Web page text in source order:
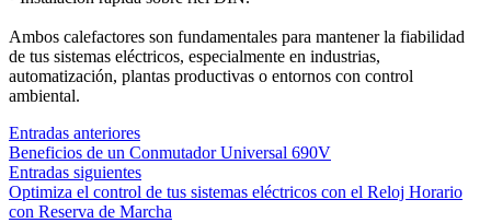
Ambos calefactores son fundamentales para mantener la fiabilidad
de tus sistemas eléctricos, especialmente en industrias,
automatización, plantas productivas o entornos con control
ambiental.
Entradas anteriores
Beneficios de un Conmutador Universal 690V
Entradas siguientes
Optimiza el control de tus sistemas eléctricos con el Reloj Horario
con Reserva de Marcha